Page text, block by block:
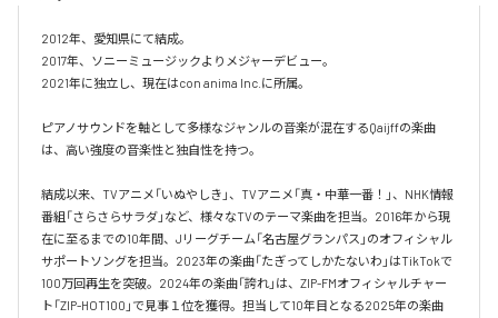
2012年、愛知県にて結成。
2017年、ソニーミュージックよりメジャーデビュー。
2021年に独立し、現在はcon anima Inc.に所属。
ピアノサウンドを軸として多様なジャンルの音楽が混在するQaijffの楽曲
は、高い強度の音楽性と独自性を持つ。
結成以来、TVアニメ「いぬやしき」、TVアニメ「真・中華一番！」、NHK情報
番組「さらさらサラダ」など、様々なTVのテーマ楽曲を担当。2016年から現
在に至るまでの10年間、Jリーグチーム「名古屋グランパス」のオフィシャル
サポートソングを担当。2023年の楽曲「たぎってしかたないわ」はTikTokで
100万回再生を突破。2024年の楽曲「誇れ」は、ZIP-FMオフィシャルチャー
ト「ZIP-HOT100」で見事１位を獲得。担当して10年目となる2025年の楽曲